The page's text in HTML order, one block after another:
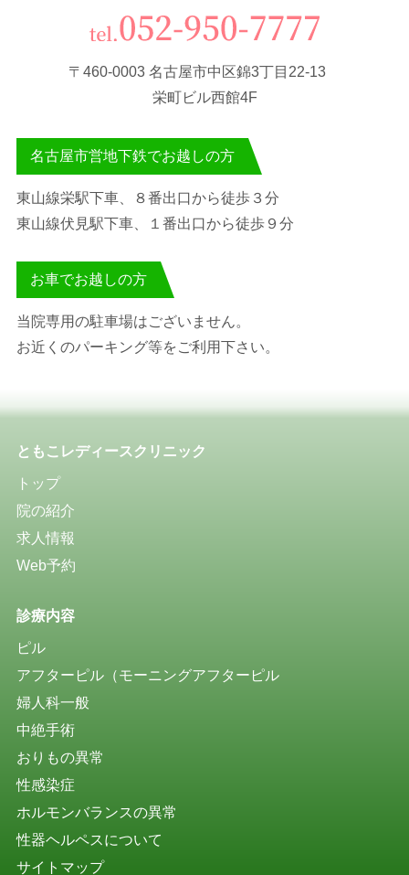
〒460-0003 名古屋市中区錦3丁目22-13
栄町ビル西館4F
名古屋市営地下鉄でお越しの方
東山線栄駅下車、８番出口から徒歩３分
東山線伏見駅下車、１番出口から徒歩９分
お車でお越しの方
当院専用の駐車場はございません。
お近くのパーキング等をご利用下さい。
ともこレディースクリニック
トップ
院の紹介
求人情報
Web予約
診療内容
ピル
アフターピル（モーニングアフターピル
婦人科一般
中絶手術
おりもの異常
性感染症
ホルモンバランスの異常
性器ヘルペスについて
サイトマップ